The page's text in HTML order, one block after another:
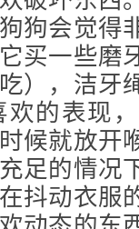
狗会觉得
买一些磨
），洁牙
的表现
候就放开
足的情况
抖动衣服